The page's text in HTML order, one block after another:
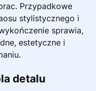
Przypadkowe
stylistycznego i
sprawia,
estetyczne i
detalu